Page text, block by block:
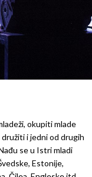
okupiti mlade
i jedni od drugih
se u Istri mladi
Estonije,